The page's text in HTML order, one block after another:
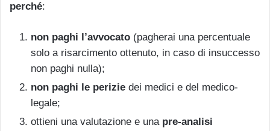
perché:
non paghi l’avvocato (pagherai una percentuale
solo a risarcimento ottenuto, in caso di insuccesso
non paghi nulla);
non paghi le perizie dei medici e del medico-
legale;
ottieni una valutazione e una pre-analisi